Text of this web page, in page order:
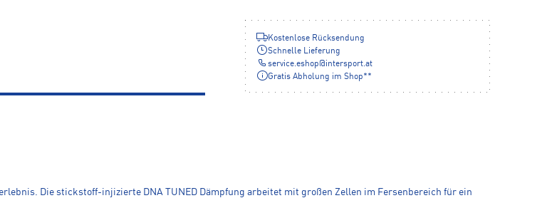
Kostenlose Rücksendung
Schnelle Lieferung
service.eshop@intersport.at
Gratis Abholung im Shop**
Die stickstoff-injizierte DNA TUNED Dämpfung arbeitet mit großen Zellen im Fersenbereich für ein